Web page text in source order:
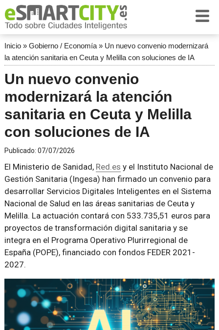
Inicio» Gobierno / Economía» Un nuevo convenio modernizará
la atención sanitaria en Ceuta y Melilla con soluciones de IA
Un nuevo convenio
modernizará la atención
sanitaria en Ceuta y Melilla
con soluciones de IA
Publicado: 07/07/2026
El Ministerio de Sanidad, Red.es y el Instituto Nacional de
Gestión Sanitaria (Ingesa) han firmado un convenio para
desarrollar Servicios Digitales Inteligentes en el Sistema
Nacional de Salud en las áreas sanitarias de Ceuta y
Melilla. La actuación contará con 533.735,51 euros para
proyectos de transformación digital sanitaria y se
integra en el Programa Operativo Plurirregional de
España (POPE), financiado con fondos FEDER 2021-
2027.